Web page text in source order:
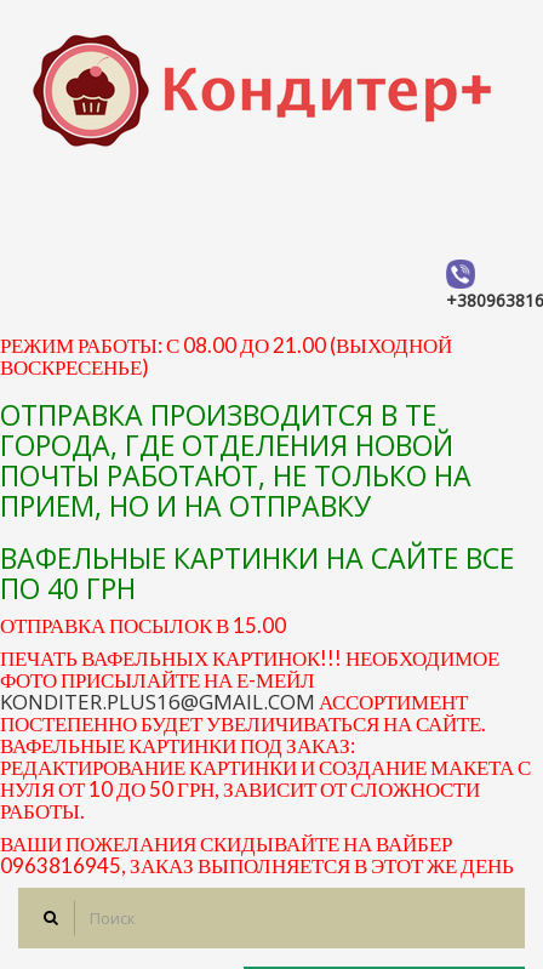
РЕЖИМ РАБОТЫ: С 08.00 ДО 21.00 (ВЫХОДНОЙ
ВОСКРЕСЕНЬЕ)
ОТПРАВКА ПРОИЗВОДИТСЯ В ТЕ
ГОРОДА, ГДЕ ОТДЕЛЕНИЯ НОВОЙ
ПОЧТЫ РАБОТАЮТ, НЕ ТОЛЬКО НА
ПРИЕМ, НО И НА ОТПРАВКУ
ВАФЕЛЬНЫЕ КАРТИНКИ НА САЙТЕ ВСЕ
ПО 40 ГРН
ОТПРАВКА ПОСЫЛОК В 15.00
ПЕЧАТЬ ВАФЕЛЬНЫХ КАРТИНОК!!! НЕОБХОДИМОЕ
ФОТО ПРИСЫЛАЙТЕ НА Е-МЕЙЛ
KONDITER.PLUS16@GMAIL.COM АССОРТИМЕНТ
ПОСТЕПЕННО БУДЕТ УВЕЛИЧИВАТЬСЯ НА САЙТЕ.
ВАФЕЛЬНЫЕ КАРТИНКИ ПОД ЗАКАЗ:
РЕДАКТИРОВАНИЕ КАРТИНКИ И СОЗДАНИЕ МАКЕТА С
НУЛЯ ОТ 10 ДО 50 ГРН, ЗАВИСИТ ОТ СЛОЖНОСТИ
РАБОТЫ.
ВАШИ ПОЖЕЛАНИЯ СКИДЫВАЙТЕ НА ВАЙБЕР
0963816945, ЗАКАЗ ВЫПОЛНЯЕТСЯ В ЭТОТ ЖЕ ДЕНЬ